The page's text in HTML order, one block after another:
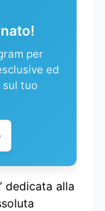
per
ed
tuo
dedicata alla